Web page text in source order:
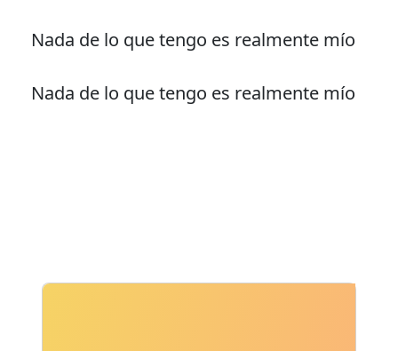
Nada de lo que tengo es realmente mío
Nada de lo que tengo es realmente mío